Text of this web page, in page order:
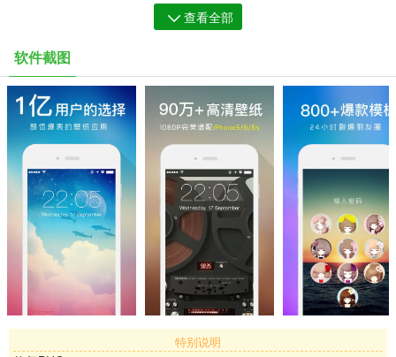
*** 上滑轻松查看相似壁纸，找图变得无比轻松！
=====产品特色=====
【独家主题相册】
锁屏和主屏内外成套才够炫，独家主题相册每日更新不停！
【200+个性模板】
锁屏也能DIY，快来做一款自己独有的锁屏壁纸引爆朋友圈吧~
【1080P超高清】
查看全部
软件截图
特别说明